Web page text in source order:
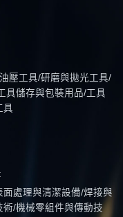
壓工具/研磨與拋光工具/
具儲存與包裝用品/工具
具
處理與清潔設備/焊接與
/機械零組件與傳動技